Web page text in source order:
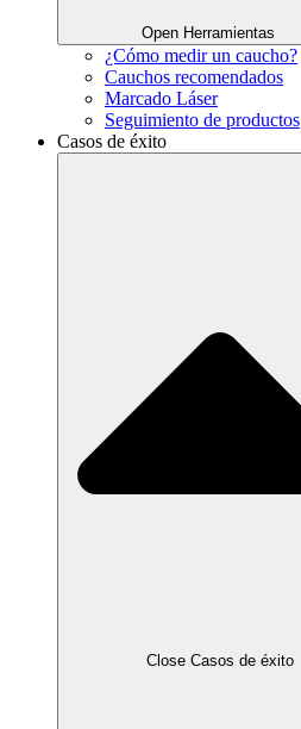
Open Herramientas
¿Cómo medir un caucho?
Cauchos recomendados
Marcado Láser
Seguimiento de productos
Casos de éxito
Close Casos de éxito